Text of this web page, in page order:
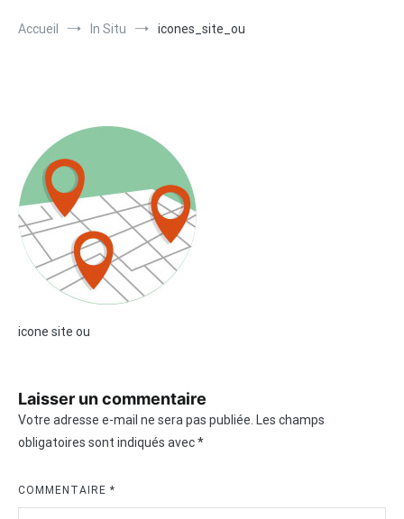
Accueil In Situ icones_site_ou
icone site ou
Laisser un commentaire
Votre adresse e-mail ne sera pas publiée. Les champs
obligatoires sont indiqués avec*
COMMENTAIRE *